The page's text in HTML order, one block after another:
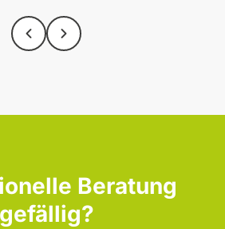
Beratung
gefällig?